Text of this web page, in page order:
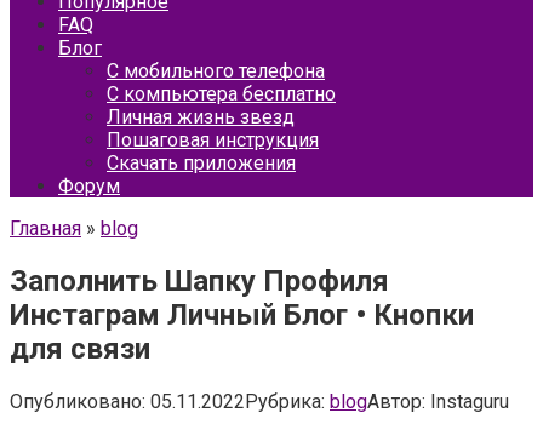
FAQ
Блог
С мобильного телефона
С компьютера бесплатно
Личная жизнь звезд
Пошаговая инструкция
Скачать приложения
Форум
Главная » blog
Заполнить Шапку Профиля
Инстаграм Личный Блог • Кнопки
для связи
Опубликовано: 05.11.2022Рубрика: blogАвтор: Instaguru